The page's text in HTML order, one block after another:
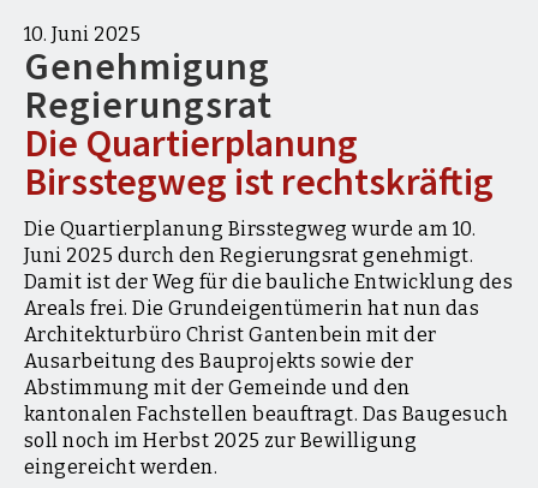
10. Juni 2025
Genehmigung
Regierungsrat
Die Quartierplanung
Birsstegweg ist rechtskräftig
Die Quartierplanung Birsstegweg wurde am 10.
Juni 2025 durch den Regierungsrat genehmigt.
Damit ist der Weg für die bauliche Entwicklung des
Areals frei. Die Grundeigentümerin hat nun das
Architekturbüro Christ Gantenbein mit der
Ausarbeitung des Bauprojekts sowie der
Abstimmung mit der Gemeinde und den
kantonalen Fachstellen beauftragt. Das Baugesuch
soll noch im Herbst 2025 zur Bewilligung
eingereicht werden.